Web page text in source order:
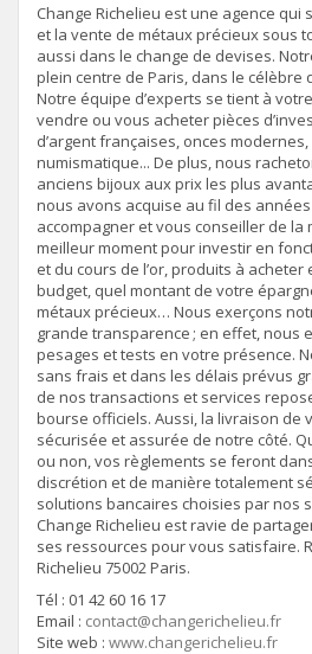
Change Richelieu est une agence qui
et la vente de métaux précieux sous
aussi dans le change de devises.
plein centre de Paris, dans le célèbre
Notre équipe d’experts se tient à
vendre ou vous acheter pièces
d’argent françaises, onces
numismatique... De plus, nous
anciens bijoux aux prix les plus
nous avons acquise au fil des
accompagner et vous conseiller de la
meilleur moment pour investir en
et du cours de l’or, produits à
budget, quel montant de votre
métaux précieux… Nous exerçons
grande transparence ; en effet, nous
pesages et tests en votre présence.
sans frais et dans les délais prévus
de nos transactions et services
bourse officiels. Aussi, la livraison de
sécurisée et assurée de notre côté.
ou non, vos règlements se feront
discrétion et de manière totalement
solutions bancaires choisies par nos
Change Richelieu est ravie de
ses ressources pour vous satisfaire.
Richelieu 75002 Paris.
Tél : 01 42 60 16 17
Email : contact@changerichelieu.fr
Site web : www.changerichelieu.fr